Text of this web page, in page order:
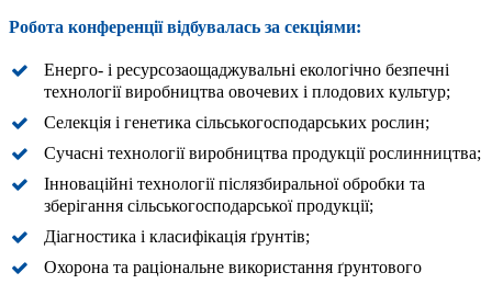
Робота конференції відбувалась за секціями:
Енерго- і ресурсозаощаджувальні екологічно безпечні
технології виробництва овочевих і плодових культур;
Селекція і генетика сільськогосподарських рослин;
Сучасні технології виробництва продукції рослинництва;
Інноваційні технології післязбиральної обробки та
зберігання сільськогосподарської продукції;
Діагностика і класифікація ґрунтів;
Охорона та раціональне використання ґрунтового